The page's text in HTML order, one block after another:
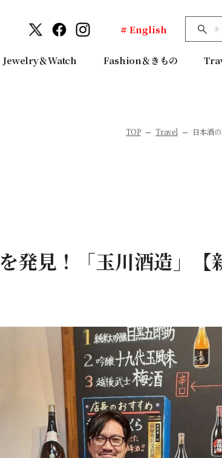
# English
Jewelry＆Watch Fashion＆きもの
TOP Travel 日本酒
発見！「玉川酒造」【